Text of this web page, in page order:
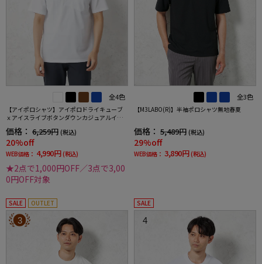
全4色
【アイポロシャツ】アイポロドライキューブ
ｘアイスライブボタンダウンカジュアルイン
夏
価格： 6,259円 (税込)
20%off
WEB価格： 4,990円 (税込)
★2点で1,000円OFF／3点で3,00
0円OFF対象
全3色
【M3LABO(R)】半袖ポロシャツ無地春夏
価格： 5,489円 (税込)
29%off
WEB価格： 3,890円 (税込)
SALE OUTLET
3
SALE
4